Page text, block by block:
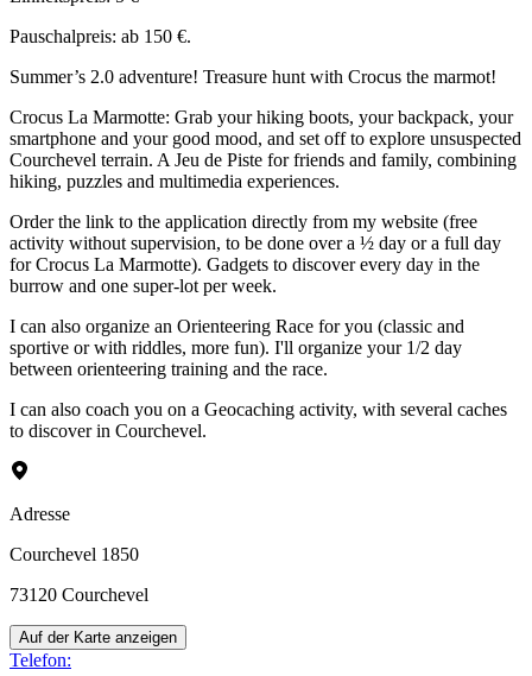
Pauschalpreis: ab 150 €.
Summer’s 2.0 adventure! Treasure hunt with Crocus the marmot!
Crocus La Marmotte: Grab your hiking boots, your backpack, your
smartphone and your good mood, and set off to explore unsuspected
Courchevel terrain. A Jeu de Piste for friends and family, combining
hiking, puzzles and multimedia experiences.
Order the link to the application directly from my website (free
activity without supervision, to be done over a ½ day or a full day
for Crocus La Marmotte). Gadgets to discover every day in the
burrow and one super-lot per week.
I can also organize an Orienteering Race for you (classic and
sportive or with riddles, more fun). I'll organize your 1/2 day
between orienteering training and the race.
I can also coach you on a Geocaching activity, with several caches
to discover in Courchevel.
Adresse
Courchevel 1850
73120 Courchevel
Auf der Karte anzeigen
Telefon: